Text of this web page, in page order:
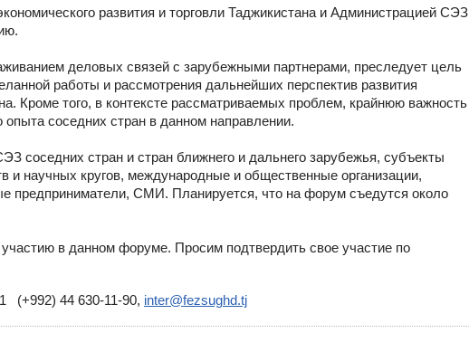
развития и торговли Таджикистана и Администрацией СЭЗ
деловых связей с зарубежными партнерами, преследует цель
работы и рассмотрения дальнейших перспектив развития
Кроме того, в контексте рассматриваемых проблем, крайнюю важность
соседних стран в данном направлении.
соседних стран и стран ближнего и дальнего зарубежья, субъекты
и научных кругов, международные и общественные организации,
предприниматели, СМИ. Планируется, что на форум съедутся около
в данном форуме. Просим подтвердить свое участие по
(+992) 44 630-11-90, inter@fezsughd.tj